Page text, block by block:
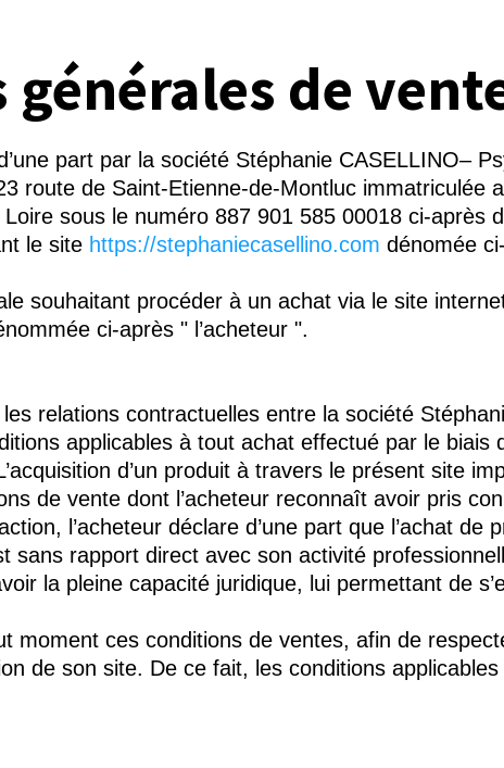
de
part par la société Stéphanie CASELLINO–
route de Saint-Etienne-de-Montluc immatriculée
sous le numéro 887 901 585 00018 ci-après
le site https://stephaniecasellino.com dénomée
souhaitant procéder à un achat via le site
ci-après " l’acheteur ".
relations contractuelles entre la société
applicables à tout achat effectué par le biais
d’un produit à travers le présent site
de vente dont l’acheteur reconnaît avoir pris
l’acheteur déclare d’une part que l’achat de
sans rapport direct avec son activité
la pleine capacité juridique, lui permettant de
moment ces conditions de ventes, afin de
de son site. De ce fait, les conditions